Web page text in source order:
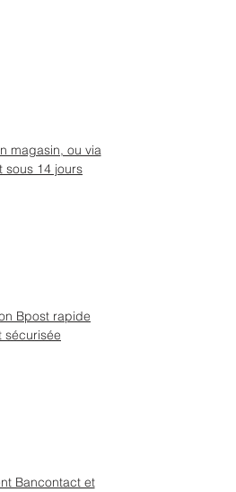
magasin, ou via
sous 14 jours
Bpost rapide
sécurisée
Bancontact et